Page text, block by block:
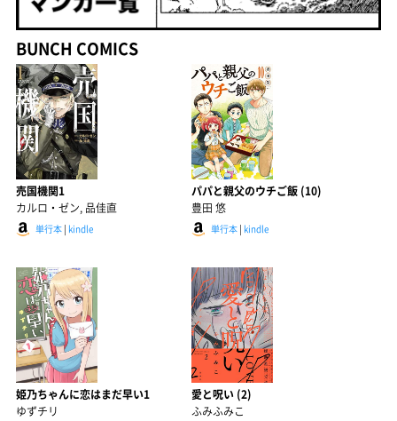
BUNCH COMICS
売国機関1
カルロ・ゼン, 品佳直
単行本 | kindle
パパと親父のウチご飯 (10)
豊田 悠
単行本| kindle
姫乃ちゃんに恋はまだ早い1
ゆずチリ
愛と呪い (2)
ふみふみこ